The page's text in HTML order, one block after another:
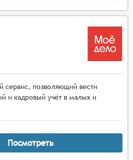
сервис, позволяющий вести
и кадровый учёт в малых и
Посмотреть